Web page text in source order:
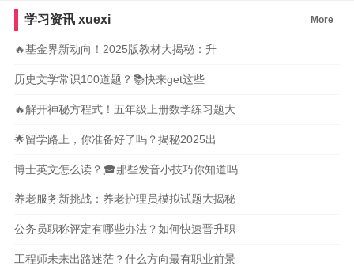
学习资讯 xuexi More
🔥基金界新动向！2025版教材大揭秘：升
历史文学常识100道题？📚快来get这些
🔥解开神秘方程式！五年级上册数学练习题大
🌟留学路上，你准备好了吗？揭秘2025出
博士英文怎么读？🎓那些发音小技巧你知道吗
养老服务新挑战：养老护理员模拟试题大揭秘
公务员职称评定有哪些办法？如何快速晋升职
工程师未来出路迷茫？什么方向最有职业前景